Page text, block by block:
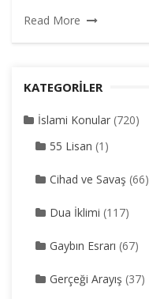
Read More
KATEGORILER
İslami Konular (720)
55 Lisan (1)
Cihad ve Savaş (66)
Dua İklimi (117)
Gaybın Esrarı (67)
Gerçeği Arayış (37)